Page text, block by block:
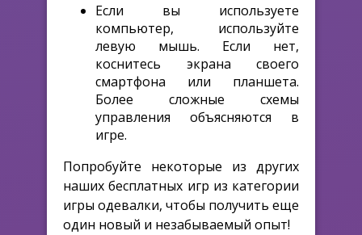
Если вы используете
компьютер, используйте
левую мышь. Если нет,
коснитесь экрана своего
смартфона или планшета.
Более сложные схемы
управления объясняются в
игре.
Попробуйте некоторые из других
наших бесплатных игр из категории
игры одевалки, чтобы получить еще
один новый и незабываемый опыт!